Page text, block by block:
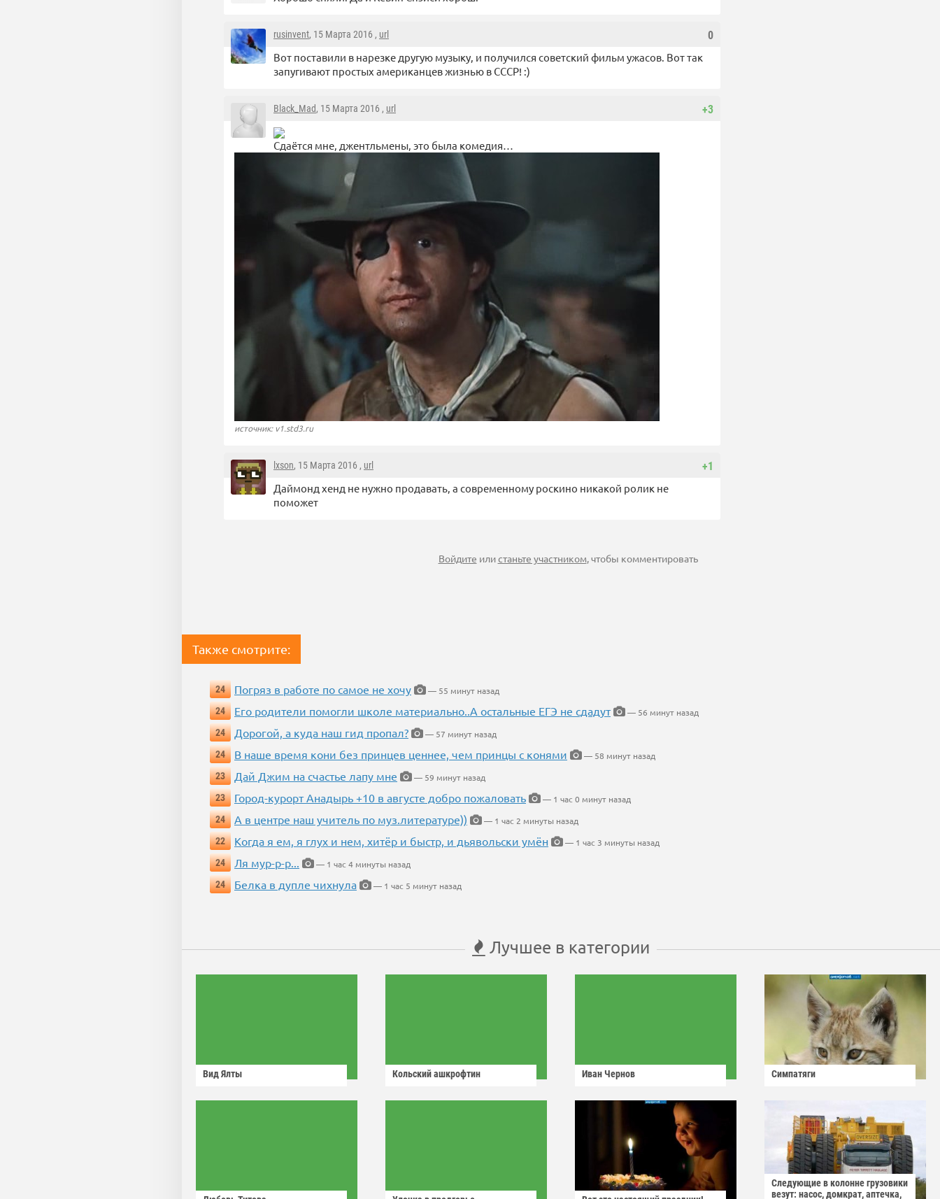
0
rusinvent, 15 Марта 2016 , url
Вот поставили в нарезке другую музыку, и получился советский фильм ужасов. Вот так
запугивают простых американцев жизнью в СССР! :)
+3
Black_Mad, 15 Марта 2016 , url
Сдаётся мне, джентльмены, это была комедия…
источник: v1.std3.ru
+1
lxson, 15 Марта 2016 , url
Даймонд хенд не нужно продавать, а современному роскино никакой ролик не
поможет
Войдите илистаньте участником, чтобы комментировать
Также смотрите:
24 Погряз в работе по самое не хочу
— 55 минут назад
24
Его родители помогли школе материально..А остальные ЕГЭ не сдадут
— 56 минут назад
24
Дорогой, а куда наш гид пропал?
— 57 минут назад
24
В наше время кони без принцев ценнее, чем принцы с конями
— 58 минут назад
23
Дай Джим на счастье лапу мне
— 59 минут назад
23
Город-курорт Анадырь +10 в августе добро пожаловать
— 1 час 0 минут назад
24
А в центре наш учитель по муз.литературе))
— 1 час 2 минуты назад
22
Когда я ем, я глух и нем, хитёр и быстр, и дьявольски умён
— 1 час 3 минуты назад
24
Ля мур-р-р...
— 1 час 4 минуты назад
24
Белка в дупле чихнула — 1 час 5 минут назад
Лучшее в категории
Вид Ялты Кольский ашкрофтин Иван Чернов Симпатяги
Следующие в колонне грузовики
везут: насос, домкрат, аптечка,